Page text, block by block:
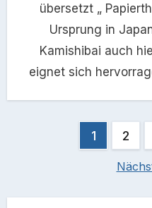
übersetzt „
Ursprung in
Kamishibai auch
eignet sich
Beiträge
1 2